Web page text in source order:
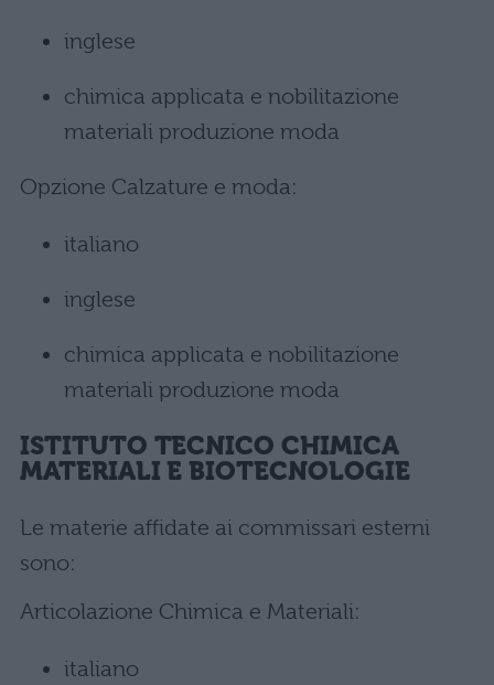
inglese
chimica applicata e nobilitazione
materiali produzione moda
Opzione Calzature e moda:
italiano
inglese
chimica applicata e nobilitazione
materiali produzione moda
ISTITUTO TECNICO CHIMICA
MATERIALI E BIOTECNOLOGIE
Le materie affidate ai commissari esterni
sono:
Articolazione Chimica e Materiali:
italiano